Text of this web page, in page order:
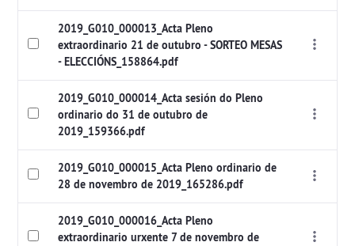
2019_G010_000013_Acta Pleno
extraordinario 21 de outubro - SORTEO MESAS
- ELECCIÓNS_158864.pdf
2019_G010_000014_Acta sesión do Pleno
ordinario do 31 de outubro de
2019_159366.pdf
2019_G010_000015_Acta Pleno ordinario de
28 de novembro de 2019_165286.pdf
2019_G010_000016_Acta Pleno
extraordinario urxente 7 de novembro de